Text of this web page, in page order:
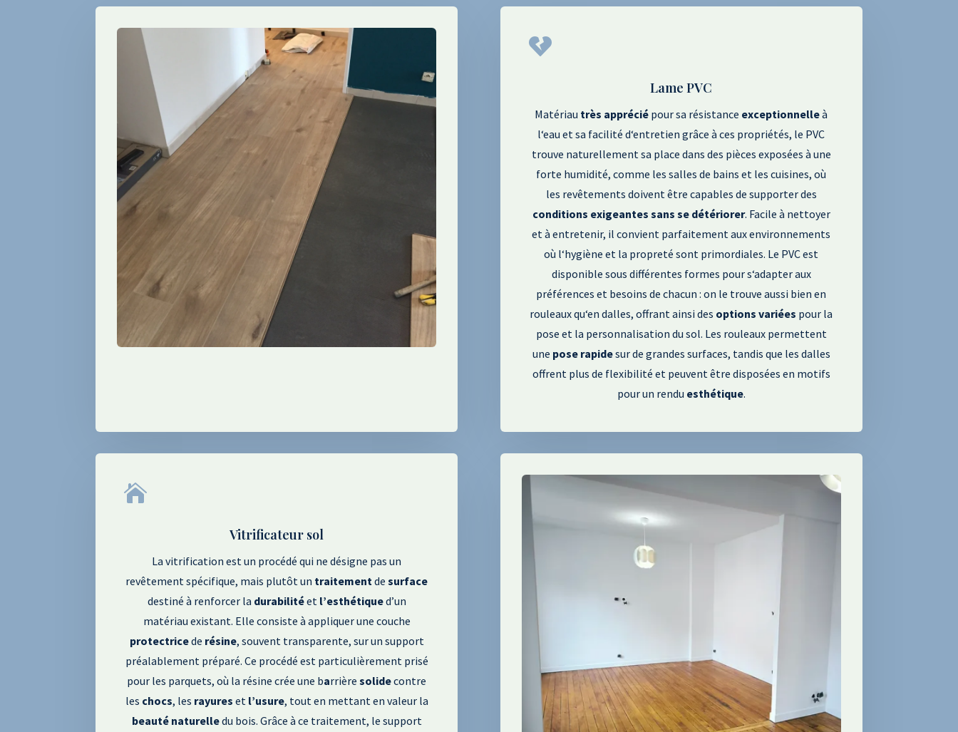

Lame PVC
Matériau très apprécié pour sa résistance exceptionnelleà
l‘eau et sa facilité d‘entretien grâce à ces propriétés, le PVC
trouve naturellement sa place dans des pièces exposées à une
forte humidité, comme les salles de bains et les cuisines, où
les revêtements doivent être capables de supporter des
conditions exigeantes sans se détériorer. Facile à nettoyer
et à entretenir, il convient parfaitement aux environnements
où l‘hygiène et la propreté sont primordiales. Le PVC est
disponible sous différentes formes pour s‘adapter aux
préférences et besoins de chacun: on le trouve aussi bien en
rouleaux qu‘en dalles, offrant ainsi des options variées pour la
pose et la personnalisation du sol. Les rouleaux permettent
une pose rapidesur de grandes surfaces, tandis que les dalles
offrent plus de flexibilité et peuvent être disposées en motifs
pour un rendu esthétique.

Vitrificateur sol
La vitrification est un procédé qui ne désigne pas un
revêtement spécifique, mais plutôt un traitement desurface
destiné à renforcer la durabilitéet l’esthétiqued’un
matériau existant. Elle consiste à appliquer une couche
protectricede résine, souvent transparente, sur un support
préalablement préparé. Ce procédé est particulièrement prisé
pour les parquets, où la résine crée une barrièresolidecontre
les chocs, les rayures et l’usure, tout en mettant en valeur la
beauté naturelledu bois. Grâce à ce traitement, le support